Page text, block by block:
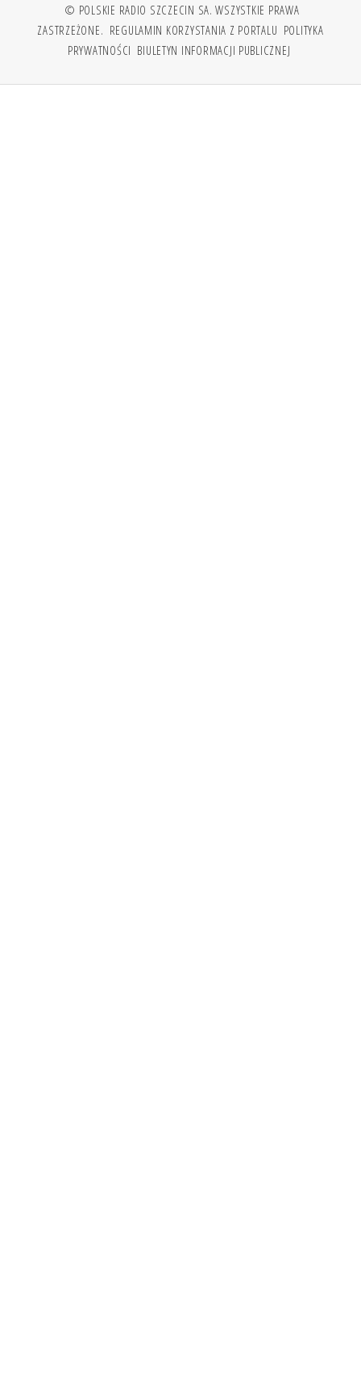
© POLSKIE RADIO SZCZECIN SA. WSZYSTKIE PRAWA
ZASTRZEŻONE. REGULAMIN KORZYSTANIA Z PORTALU POLITYKA
PRYWATNOŚCI BIULETYN INFORMACJI PUBLICZNEJ